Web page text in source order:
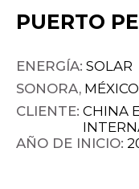
PUERTO
ENERGÍA: SOLAR
SONORA, MÉXICO
CLIENTE: CHINA
AÑO DE INICIO: